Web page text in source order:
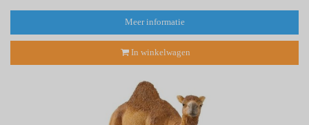
Meer informatie
In winkelwagen